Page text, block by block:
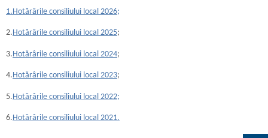
1.Hotărârile consiliului local 2026;
2.Hotărârile consiliului local 2025;
3. Hotărârile consiliului local 2024;
4.Hotărârile consiliului local 2023;
5. Hotărârile consiliului local 2022;
6.Hotărârile consiliului local 2021.